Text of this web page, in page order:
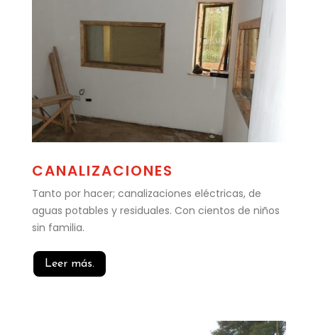
CANALIZACIONES
Tanto por hacer; canalizaciones eléctricas, de
aguas potables y residuales. Con cientos de niños
sin familia.
Leer más.